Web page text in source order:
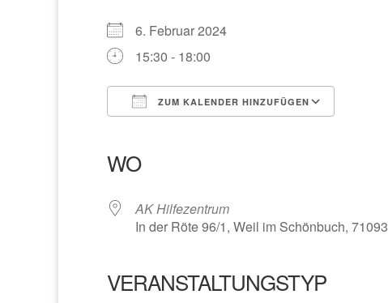
6. Februar 2024
15:30 - 18:00
ZUM KALENDER HINZUFÜGEN
WO
AK Hilfezentrum
In der Röte 96/1, Weil im Schönbuch, 71093
VERANSTALTUNGSTYP